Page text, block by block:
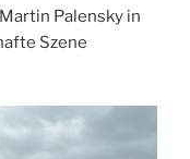
Palensky in
Szene